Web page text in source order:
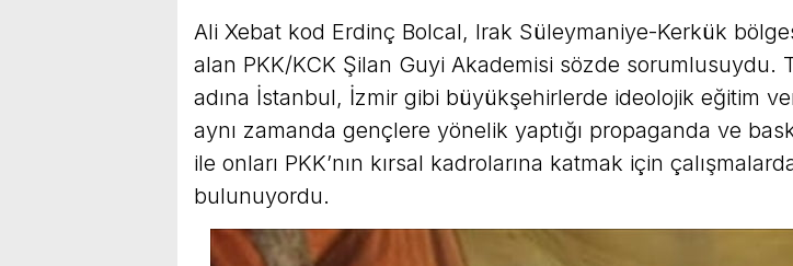
Ali Xebat kod Erdinç Bolcal, Irak Süleymaniye-Kerkük
alan PKK/KCK Şilan Guyi Akademisi sözde sorumlusuydu.
adına İstanbul, İzmir gibi büyükşehirlerde ideolojik eğitim
aynı zamanda gençlere yönelik yaptığı propaganda ve
ile onları PKK’nın kırsal kadrolarına katmak için
bulunuyordu.